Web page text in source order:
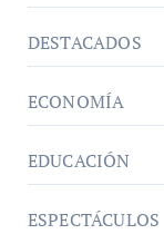
DESTACADOS
ECONOMÍA
EDUCACIÓN
ESPECTÁCULOS